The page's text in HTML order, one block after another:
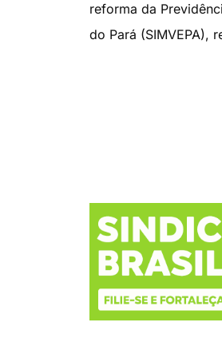
reforma da
do Pará (SIMVEPA),